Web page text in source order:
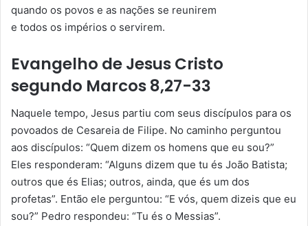
quando os povos e as nações se reunirem
e todos os impérios o servirem.
Evangelho de Jesus Cristo
segundo Marcos 8,27-33
Naquele tempo, Jesus partiu com seus discípulos para os
povoados de Cesareia de Filipe. No caminho perguntou
aos discípulos: “Quem dizem os homens que eu sou?”
Eles responderam: “Alguns dizem que tu és João Batista;
outros que és Elias; outros, ainda, que és um dos
profetas”. Então ele perguntou: “E vós, quem dizeis que eu
sou?” Pedro respondeu: “Tu és o Messias”.